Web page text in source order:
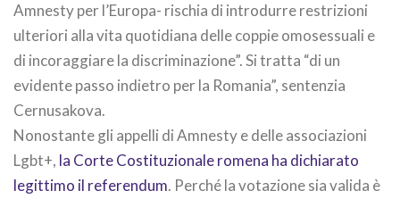
Amnesty per l’Europa- rischia di introdurre restrizioni
ulteriori alla vita quotidiana delle coppie omosessuali e
di incoraggiare la discriminazione”. Si tratta “di un
evidente passo indietro per la Romania”, sentenzia
Cernusakova.
Nonostante gli appelli di Amnesty e delle associazioni
Lgbt+, la Corte Costituzionale romena ha dichiarato
legittimo il referendum. Perché la votazione sia valida è